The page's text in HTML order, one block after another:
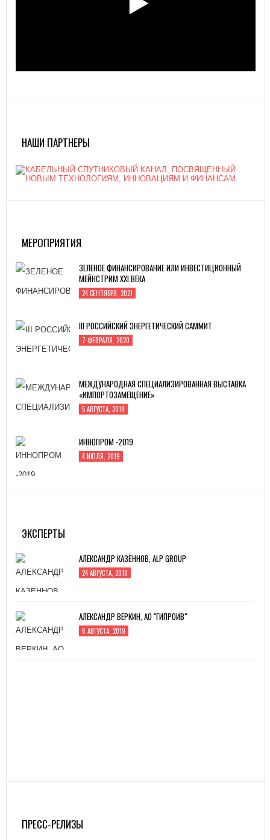
НАШИ ПАРТНЕРЫ
МЕРОПРИЯТИЯ
ЗЕЛЕНОЕ ФИНАНСИРОВАНИЕ ИЛИ ИНВЕСТИЦИОННЫЙ
МЕЙНСТРИМ XXI ВЕКА
24 СЕНТЯБРЯ, 2021
III РОССИЙСКИЙ ЭНЕРГЕТИЧЕСКИЙ САММИТ
7 ФЕВРАЛЯ, 2020
МЕЖДУНАРОДНАЯ СПЕЦИАЛИЗИРОВАННАЯ ВЫСТАВКА
«ИМПОРТОЗАМЕЩЕНИЕ»
5 АВГУСТА, 2019
ИННОПРОМ -2019
4 ИЮЛЯ, 2019
ЭКСПЕРТЫ
АЛЕКСАНДР КАЗЁННОВ, ALP GROUP
24 АВГУСТА, 2019
АЛЕКСАНДР ВЕРКИН, АО "ГИПРОИВ"
6 АВГУСТА, 2019
ПРЕСС-РЕЛИЗЫ